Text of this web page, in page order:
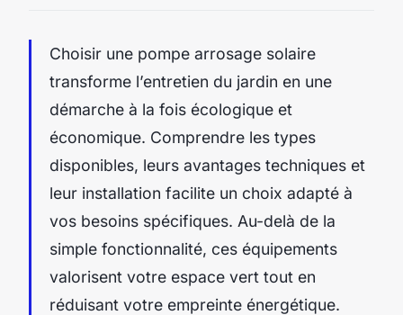
Choisir une pompe arrosage solaire
transforme l’entretien du jardin en une
démarche à la fois écologique et
économique. Comprendre les types
disponibles, leurs avantages techniques et
leur installation facilite un choix adapté à
vos besoins spécifiques. Au-delà de la
simple fonctionnalité, ces équipements
valorisent votre espace vert tout en
réduisant votre empreinte énergétique.